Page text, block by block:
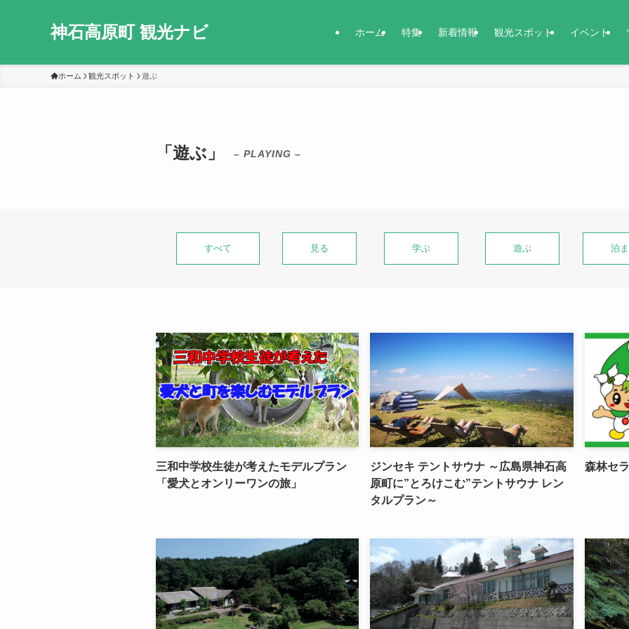
神石高原町 観光ナビ ホーム 特集 新着情報 観光スポット イベント
ホーム 観光スポット 遊ぶ
「遊ぶ」 – PLAYING –
すべて 見る 学ぶ 遊ぶ 泊
三和中学校生徒が考えたモデルプラン
「愛犬とオンリーワンの旅」
ジンセキ テントサウナ ～広島県神石高
原町に”とろけこむ”テントサウナ レン
タルプラン～
森林セ